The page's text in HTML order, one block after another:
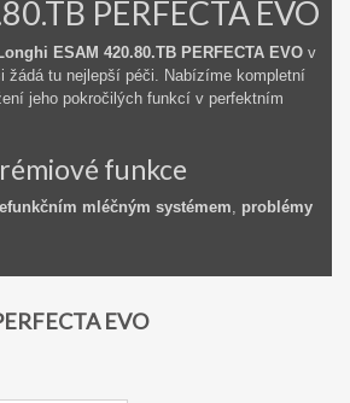
PERFECTA EVO
ESAM 420.80.TB PERFECTA EVO v
žádá tu nejlepší péči. Nabízíme kompletní
jeho pokročilých funkcí v perfektním
funkce
mléčným systémem, problémy
EVO